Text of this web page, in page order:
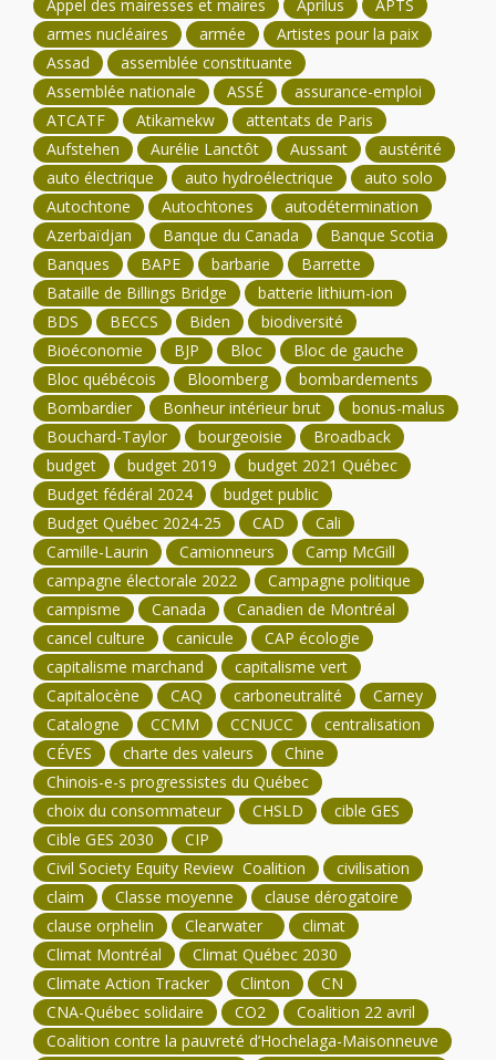
Appel des mairesses et maires Aprilus
APTS
armes nucléaires
armée
Artistes pour la paix
Assad
assemblée constituante
Assemblée nationale
ASSÉ
assurance-emploi
ATCATF
Atikamekw
attentats de Paris
Aufstehen
Aurélie Lanctôt Aussant
austérité
auto électrique
auto hydroélectrique
auto solo
Autochtone
Autochtones
autodétermination
Azerbaïdjan
Banque du Canada
Banque Scotia
Banques
BAPE barbarie
Barrette
Bataille de Billings Bridge
batterie lithium-ion
BDS
BECCS Biden
biodiversité
Bioéconomie
BJP Bloc
Bloc de gauche
Bloc québécois
Bloomberg
bombardements
Bombardier
Bonheur intérieur brut
bonus-malus
Bouchard-Taylor
bourgeoisie
Broadback
budget
budget 2019
budget 2021 Québec
Budget fédéral 2024
budget public
Budget Québec 2024-25
CAD
Cali
Camille-Laurin
Camionneurs
Camp McGill
campagne électorale 2022
Campagne politique
campisme
Canada
Canadien de Montréal
cancel culture
canicule
CAP écologie
capitalisme marchand
capitalisme vert
Capitalocène
CAQ carboneutralité
Carney
Catalogne
CCMM CCNUCC
centralisation
CÉVES
charte des valeurs
Chine
Chinois-e-s progressistes du Québec
choix du consommateur
CHSLD
cible GES
Cible GES 2030
CIP
Civil Society Equity Review Coalition
civilisation
claim
Classe moyenne
clause dérogatoire
clause orphelin
Clearwater
climat
Climat Montréal
Climat Québec 2030
Climate Action Tracker
Clinton
CN
CNA-Québec solidaire
CO2
Coalition 22 avril
Coalition contre la pauvreté d’Hochelaga-Maisonneuve